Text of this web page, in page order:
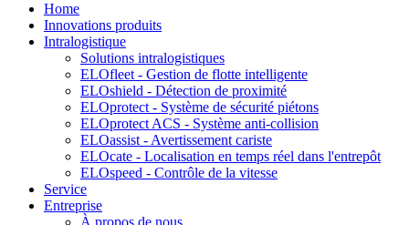
Home
Innovations produits
Intralogistique
Solutions intralogistiques
ELOfleet - Gestion de flotte intelligente
ELOshield - Détection de proximité
ELOprotect - Système de sécurité piétons
ELOprotect ACS - Système anti-collision
ELOassist - Avertissement cariste
ELOcate - Localisation en temps réel dans l'entrepôt
ELOspeed - Contrôle de la vitesse
Service
Entreprise